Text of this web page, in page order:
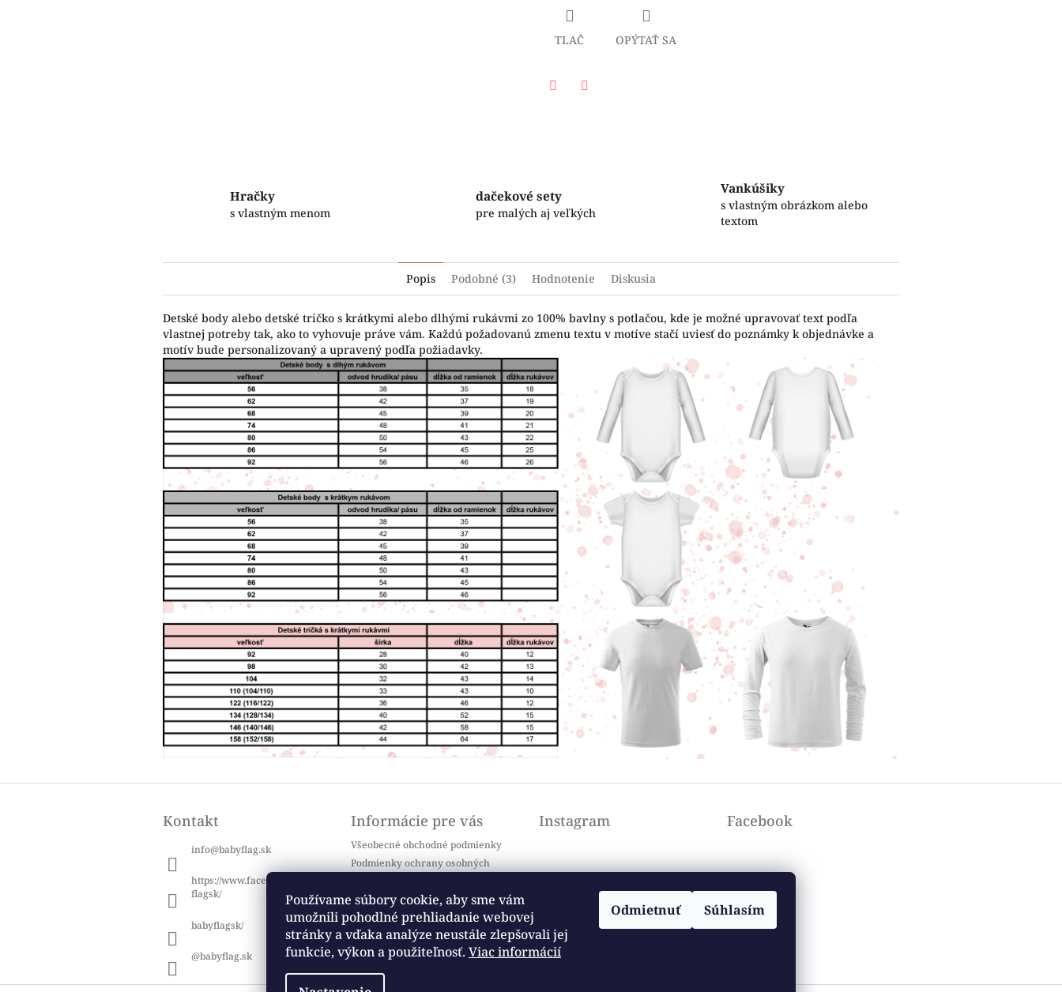
Používame súbory cookie, aby sme vám
umožnili pohodlné prehliadanie webovej
stránky a vďaka analýze neustále zlepšovali jej
funkcie, výkon a použiteľnosť. Viac informácií
Odmietnuť Súhlasím
TLAČ OPÝTAŤ SA
Hračky
s vlastným menom
dačekové sety
pre malých aj veľkých
Vankúšiky
s vlastným obrázkom alebo
textom
Popis Podobné (3) Hodnotenie Diskusia
Detské body alebo detské tričko s krátkymi alebo dlhými rukávmi zo 100% bavlny s potlačou, kde je možné upravovať text podľa
vlastnej potreby tak, ako to vyhovuje práve vám. Každú požadovanú zmenu textu v motíve stačí uviesť do poznámky k objednávke a
motív bude personalizovaný a upravený podľa požiadavky.
Z
Kontakt
info@babyflag.sk
https://www.facebook.com/baby
flagsk/
babyflagsk/
@babyflag.sk
Informácie pre vás
Všeobecné obchodné podmienky
Podmienky ochrany osobných
údajov
Doprava a platba
Kontakty
Často kladené otázky / FAQ
Moja objednávka
Instagram
Sledovať na Instagrame
Facebook